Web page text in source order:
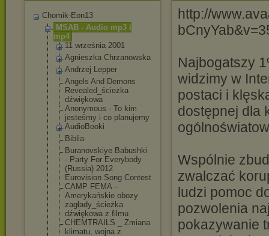
Chomik-Eon13
MSAB - Audio mp3 i
mp4
11 września 2001
Agnieszka Chrzanowska
Andrzej Lepper
Angels And Demons
Revealed_ścież ka
dźwiękowa
Anonymous - To kim
jesteśmy i co planujemy
AudioBooki
Biblia
Buranovskiye Babushki
- Party For Everybody
(Russia) 2012
Eurovision Song Contest
CAMP FEMA –
Amerykańskie obozy
zagłady_ścieżka
dźwiękowa z filmu
CHEMTRAILS _ Zmiana
klimatu, wojna z
http://
Najbogatszy
widzimy w
postaci i
dostępnej dla
Wspólnie
zwalczać
ludzi pomoc
pozwolenia
pokazywanie